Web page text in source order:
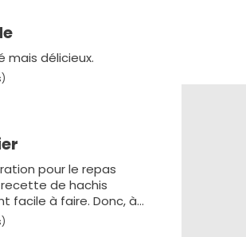
mais délicieux.
pour le repas
de hachis
facile à faire. Donc, à